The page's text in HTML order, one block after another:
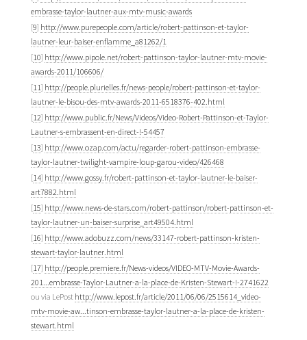
embrasse-taylor-lautner-aux-mtv-music-awards
[9] http://www.purepeople.com/article/robert-pattinson-et-taylor-
lautner-leur-baiser-enflamme_a81262/1
[10] http://www.pipole.net/robert-pattinson-taylor-lautner-mtv-movie-
awards-2011/106606/
[11] http://people.plurielles.fr/news-people/robert-pattinson-et-taylor-
lautner-le-bisou-des-mtv-awards-2011-6518376-402.html
[12] http://www.public.fr/News/Videos/Video-Robert-Pattinson-et-Taylor-
Lautner-s-embrassent-en-direct-!-54457
[13] http://www.ozap.com/actu/regarder-robert-pattinson-embrasse-
taylor-lautner-twilight-vampire-loup-garou-video/426468
[14] http://www.gossy.fr/robert-pattinson-et-taylor-lautner-le-baiser-
art7882.html
[15] http://www.news-de-stars.com/robert-pattinson/robert-pattinson-et-
taylor-lautner-un-baiser-surprise_art49504.html
[16] http://www.adobuzz.com/news/33147-robert-pattinson-kristen-
stewart-taylor-lautner.html
[17] http://people.premiere.fr/News-videos/VIDEO-MTV-Movie-Awards-
201...embrasse-Taylor-Lautner-a-la-place-de-Kristen-Stewart-!-2741622
ou via LePost http://www.lepost.fr/article/2011/06/06/2515614_video-
mtv-movie-aw...tinson-embrasse-taylor-lautner-a-la-place-de-kristen-
stewart.html